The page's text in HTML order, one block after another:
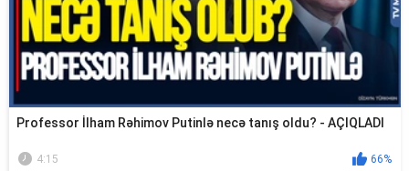
Professor İlham Rəhimov Putinlə necə tanış oldu? - AÇIQLADI
4:15
66%